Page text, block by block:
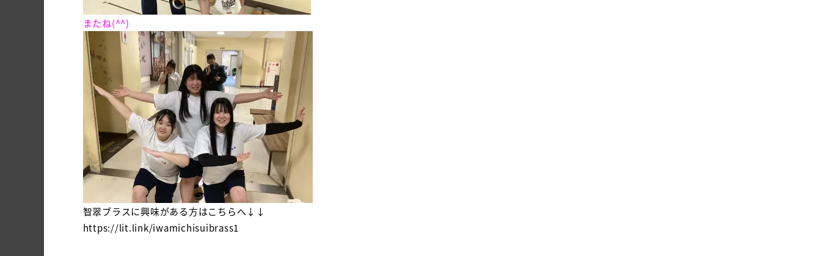
またね(^^)
智翠ブラスに興味がある方はこちらへ↓↓
https://lit.link/iwamichisuibrass1